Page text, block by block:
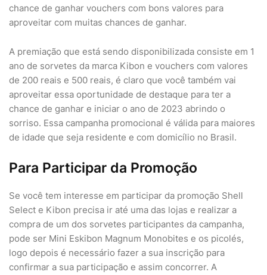
chance de ganhar vouchers com bons valores para
aproveitar com muitas chances de ganhar.
A premiação que está sendo disponibilizada consiste em 1
ano de sorvetes da marca Kibon e vouchers com valores
de 200 reais e 500 reais, é claro que você também vai
aproveitar essa oportunidade de destaque para ter a
chance de ganhar e iniciar o ano de 2023 abrindo o
sorriso. Essa campanha promocional é válida para maiores
de idade que seja residente e com domicílio no Brasil.
Para Participar da Promoção
Se você tem interesse em participar da promoção Shell
Select e Kibon precisa ir até uma das lojas e realizar a
compra de um dos sorvetes participantes da campanha,
pode ser Mini Eskibon Magnum Monobites e os picolés,
logo depois é necessário fazer a sua inscrição para
confirmar a sua participação e assim concorrer. A